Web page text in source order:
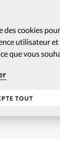
des cookies
utilisateur
que vous
TOUT